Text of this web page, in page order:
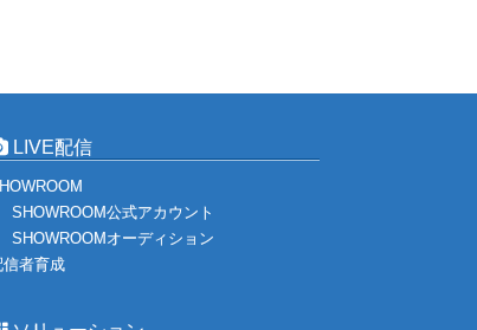
LIVE配信
SHOWROOM公式アカウント
SHOWROOMオーディション
信者育成